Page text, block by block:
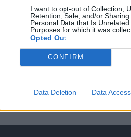
I want to opt-out of Collection,
Retention, Sale, and/or Sharing
Personal Data that Is Unrelated
Purposes for which it was
Opted Out
CONFIRM
Data Deletion Data Access
kötéslistái
Előfizetés
MÁR ELŐFIZETŐNK VAGY?